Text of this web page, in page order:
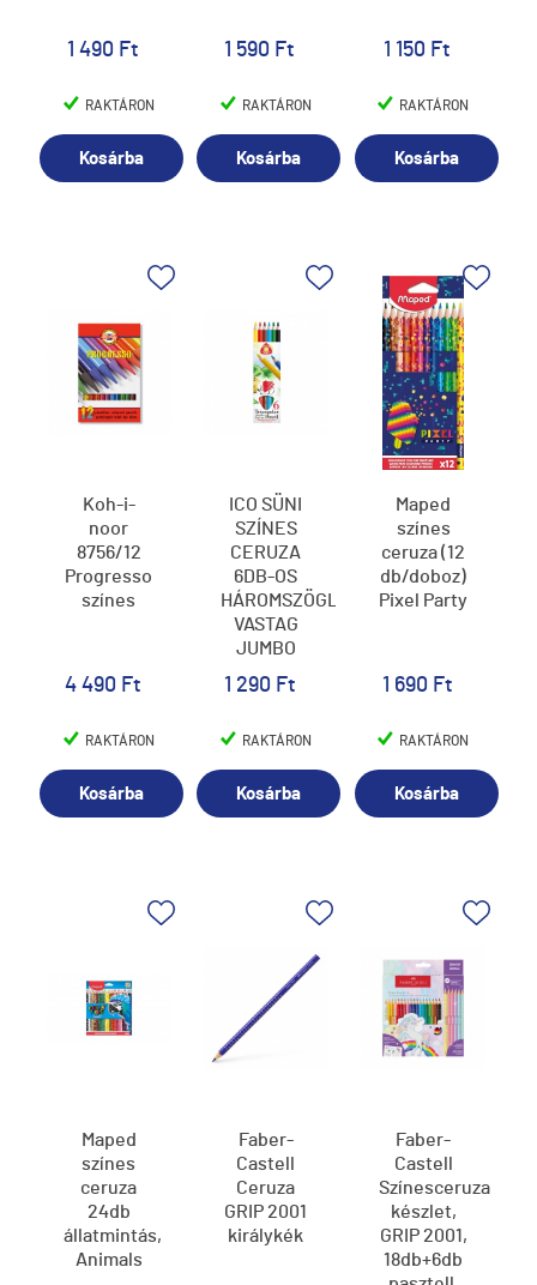
1 490 Ft
RAKTÁRON
Kosárba
1 590 Ft
RAKTÁRON
Kosárba
1 150 Ft
RAKTÁRON
Kosárba
Koh-i-
noor
8756/12
Progresso
színes
4 490 Ft
RAKTÁRON
Kosárba
ICO SÜNI
SZÍNES
CERUZA
6DB-OS
HÁROMSZÖGLETŰ
VASTAG
JUMBO
1 290 Ft
RAKTÁRON
Kosárba
Maped
színes
ceruza (12
db/doboz)
Pixel Party
1 690 Ft
RAKTÁRON
Kosárba
Maped
színes
ceruza
24db
állatmintás,
Animals
Faber-
Castell
Ceruza
GRIP 2001
királykék
Faber-
Castell
Színesceruza
készlet,
GRIP 2001,
18db+6db